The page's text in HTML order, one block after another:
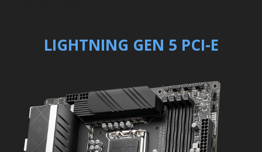
LIGHTNING GEN 5 PCI-E